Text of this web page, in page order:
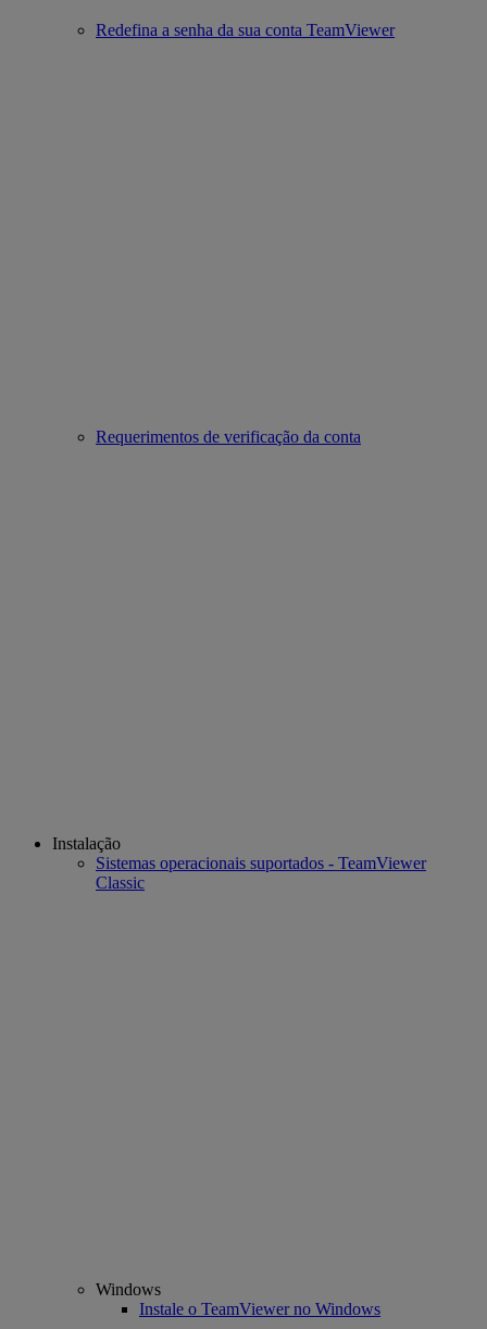
Redefina a senha da sua conta TeamViewer
Requerimentos de verificação da conta
Instalação
Sistemas operacionais suportados - TeamViewer
Classic
Windows
Instale o TeamViewer no Windows